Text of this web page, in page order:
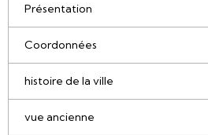
Présentation
Coordonnées
histoire de la ville
vue ancienne